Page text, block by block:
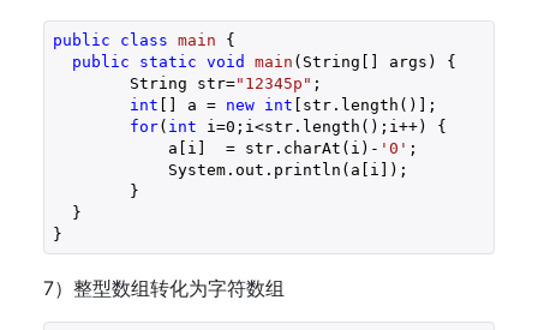
public class main
{
public
static void main (String[] args)
{
        String str=
"12345p" ;
int [] a = new int [str.length()];
for( int i=0 ;i<str.length();i++) {
            a[i]  = str.charAt(i)-
'0' ;
            System.out.println(a[i]);
        }
  }
}
7）整型数组转化为字符数组